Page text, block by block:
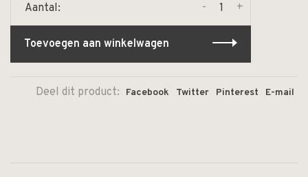
Aantal: +
-
Toevoegen aan winkelwagen
Deel dit product: Facebook Twitter Pinterest E-mail